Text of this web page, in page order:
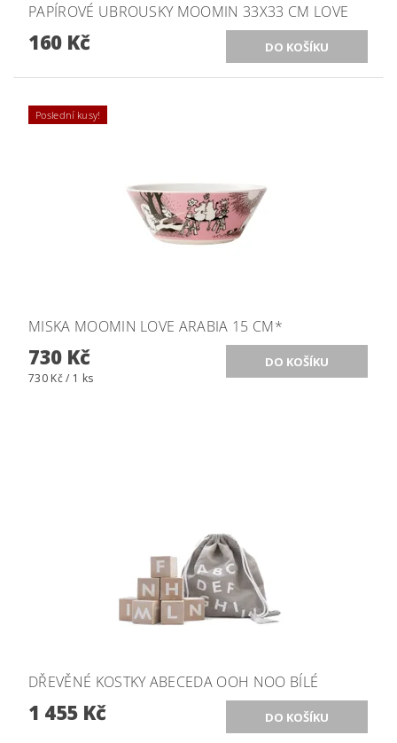
PAPÍROVÉ UBROUSKY MOOMIN 33X33 CM LOVE
160 Kč
Poslední kusy!
MISKA MOOMIN LOVE ARABIA 15 CM*
730 Kč
730 Kč / 1 ks
DŘEVĚNÉ KOSTKY ABECEDA OOH NOO BÍLÉ
1 455 Kč